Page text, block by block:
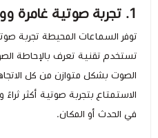
توفر السماعات المحيطة تجربة
تستخدم تقنية تعرف بالإحاطة
الصوت بشكل متوازن من كل
الاستمتاع بتجربة صوتية أكثر
في الحدث أو المكان.